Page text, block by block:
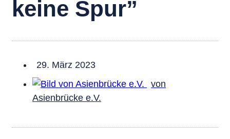
keine Spur”
29. März 2023
von
Asienbrücke e.V.